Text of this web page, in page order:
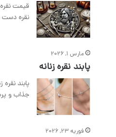
نقره
مارس 1, 2026
پابند نقره زنانه
پابند نقره
جذاب و
فوریه 23, 2026